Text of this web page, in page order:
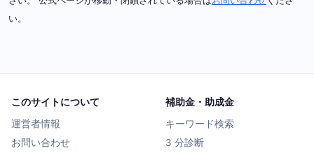
い。
このサイトについて
運営者情報
お問い合わせ
補助金・助成金
キーワード検索
3 分診断